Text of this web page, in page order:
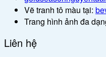
Vẽ tranh tô màu tại:
Trang hình ảnh đa
Liên hệ